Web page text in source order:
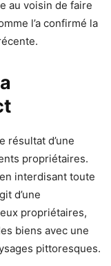
au voisin de faire
l’a confirmé la
résultat d’une
propriétaires.
interdisant toute
d’une
propriétaires,
biens avec une
pittoresques.